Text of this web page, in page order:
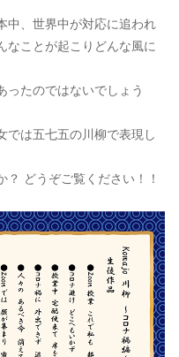
中、世界中が対応に追われ
なことが起こりどんな風に
ったのではないでしょう
では五七五の川柳で表現し
どうぞご覧ください！！